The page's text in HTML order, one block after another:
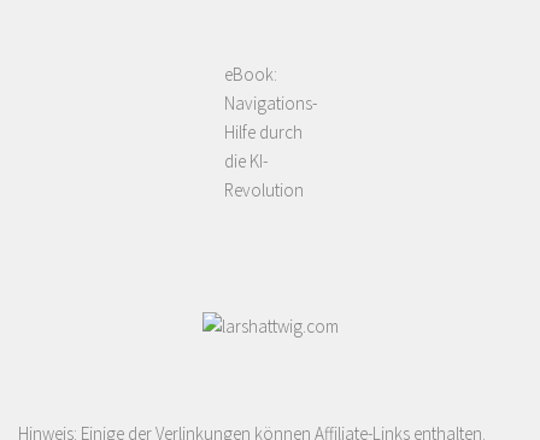
eBook:
Navigations-
Hilfe durch
die KI-
Revolution
Hinweis: Einige der Verlinkungen können Affiliate-Links enthalten.